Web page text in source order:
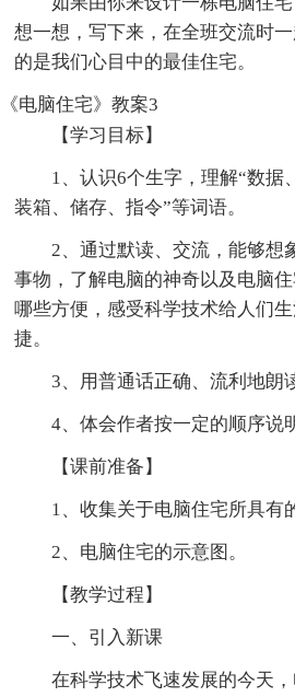
想一想，写下来，在全班交流时
的是我们心目中的最佳住宅。
《电脑住宅》教案3
【学习目标】
1、认识6个生字，理解“数据
装箱、储存、指令”等词语。
2、通过默读、交流，能够想
事物，了解电脑的神奇以及电脑
哪些方便，感受科学技术给人们
捷。
3、用普通话正确、流利地朗
4、体会作者按一定的顺序说
【课前准备】
1、收集关于电脑住宅所具有
2、电脑住宅的示意图。
【教学过程】
一、引入新课
在科学技术飞速发展的今天